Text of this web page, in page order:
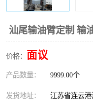
汕尾输油臂定制 输
价格： 面议
产品数量： 9999.00个
发货地址： 江苏省连云